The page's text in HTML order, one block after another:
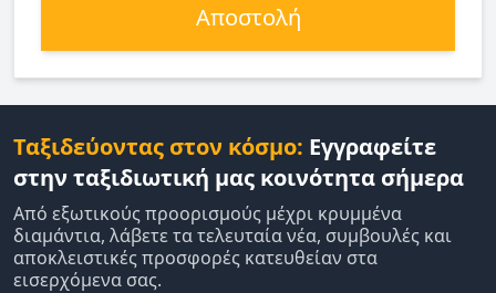
Αποστολή
Ταξιδεύοντας στον κόσμο: Εγγραφείτε
στην ταξιδιωτική μας κοινότητα σήμερα
Από εξωτικούς προορισμούς μέχρι κρυμμένα
διαμάντια, λάβετε τα τελευταία νέα, συμβουλές και
αποκλειστικές προσφορές κατευθείαν στα
εισερχόμενα σας.